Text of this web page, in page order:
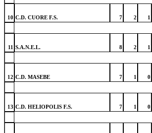
10 C.D. CUORE F.S. 7 2 1
11 S.A.N.E.L. 8 2 1
12 C.D. MASEBE 7 1 0
13 C.D. HELIOPOLIS F.S. 7 1 0